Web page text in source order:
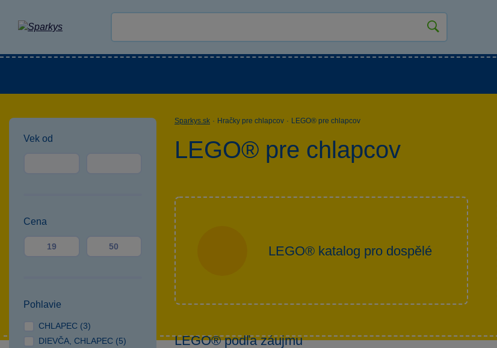
Vek od
Cena
Pohlavie
CHLAPEC (3)
DIEVČA, CHLAPEC (5)
Sparkys.sk · Hračky pre chlapcov · LEGO® pre chlapcov
LEGO® pre chlapcov
LEGO® katalog pro dospělé
LEGO® podľa záujmu